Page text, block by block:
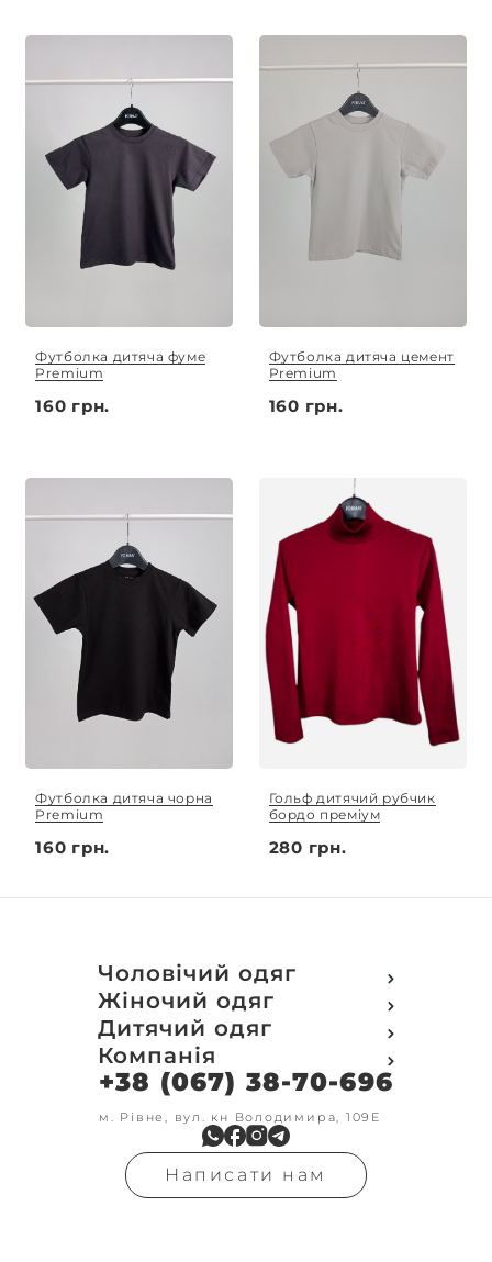
Футболка дитяча фуме
Premium
160 грн.
Футболка дитяча цемент
Premium
160 грн.
Футболка дитяча чорна
Premium
160 грн.
Гольф дитячий рубчик
бордо преміум
280 грн.
Чоловічий одяг
Футболки
Футболки Polo
Кофти
Світшот
Кенгуру
Кофта з замком
Олімпійки
Флісові кофти
Гольфи
Реглан
Жіночий одяг
Футболки
Поло
Кофти
Світшот
Олімпійки
Кофта на замку
Бомбери
В'язка
Гольфи
Дитячий одяг
Футболки
Кофти
Світшоти
Кенгуру
Кенгуру замок
Костюми
Штани
Шорти
Компанія
Про компанію
Доставка та оплата
Друк на замовлення
Обмін та повернення
Контакти
Умови оформлення
замовлення
+38 (067) 38-70-696
м. Рівне, вул. кн Володимира, 109Е
Написати нам